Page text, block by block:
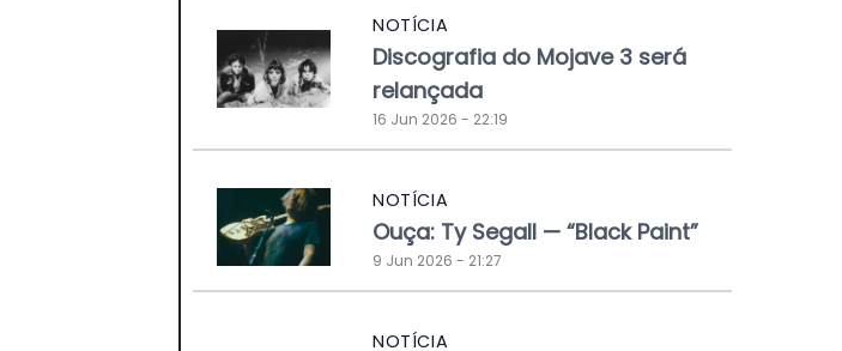
NOTÍCIA
Discografia do Mojave 3 será
relançada
16 Jun 2026 - 22:19
NOTÍCIA
Ouça: Ty Segall — “Black Paint”
9 Jun 2026 - 21:27
NOTÍCIA